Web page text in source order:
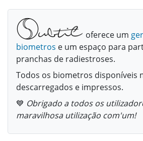
oferece um
biometros e um espaço para
pranchas de radiestroses.
Todos os biometros disponíveis
descarregados e impressos.
💙 Obrigado a todos os
maravilhosa utilização com'um!